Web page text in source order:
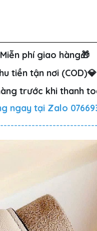
phí giao hàng🎁
tiền tận nơi (COD)💎
trước khi thanh
ngay tại Zalo